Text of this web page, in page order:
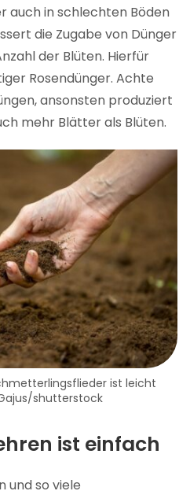
auch in schlechten Böden
die Zugabe von Dünger
der Blüten. Hierfür
Rosendünger. Achte
ansonsten produziert
mehr Blätter als Blüten.
ist leicht
shutterstock
ist einfach
und so viele